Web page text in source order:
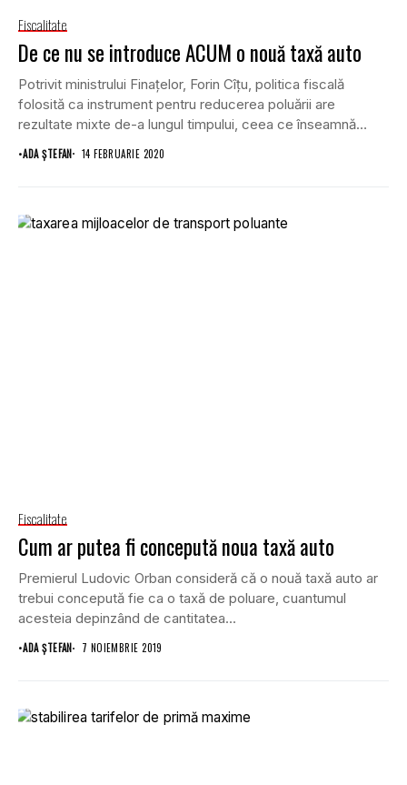
Fiscalitate
De ce nu se introduce ACUM o nouă taxă auto
Potrivit ministrului Finaţelor, Forin Cîţu, politica fiscală
folosită ca instrument pentru reducerea poluării are
rezultate mixte de-a lungul timpului, ceea ce înseamnă
•ADA ȘTEFAN 14 FEBRUARIE 2020
Fiscalitate
Cum ar putea fi concepută noua taxă auto
Premierul Ludovic Orban consideră că o nouă taxă auto ar
trebui concepută fie ca o taxă de poluare, cuantumul
acesteia depinzând de cantitatea...
•ADA ȘTEFAN 7 NOIEMBRIE 2019